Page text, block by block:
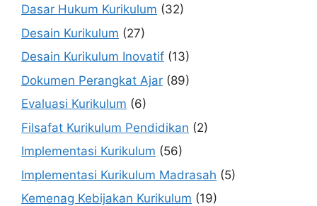
Dasar Hukum Kurikulum (32)
Desain Kurikulum (27)
Desain Kurikulum Inovatif (13)
Dokumen Perangkat Ajar (89)
Evaluasi Kurikulum (6)
Filsafat Kurikulum Pendidikan (2)
Implementasi Kurikulum (56)
Implementasi Kurikulum Madrasah (5)
Kemenag Kebijakan Kurikulum (19)